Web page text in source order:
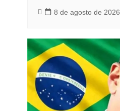
8 de agosto de 2026